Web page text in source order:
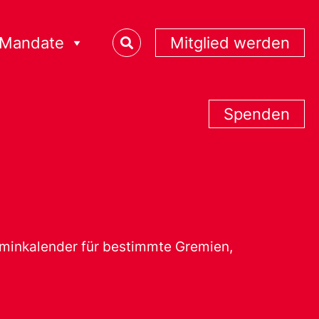
Mandate Mitglied werden
Spenden
für bestimmte Gremien,